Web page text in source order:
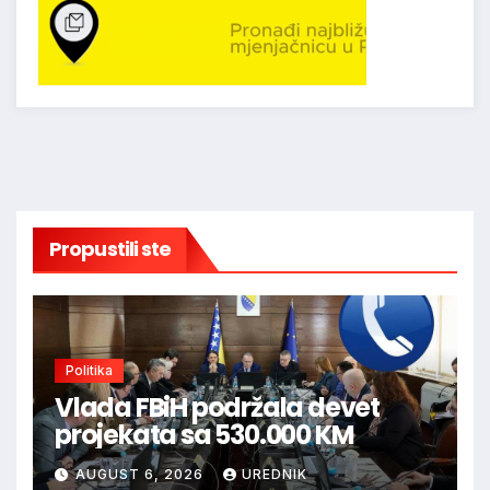
Propustili ste
Politika
Vlada FBiH podržala devet
projekata sa 530.000 KM
AUGUST 6, 2026 UREDNIK